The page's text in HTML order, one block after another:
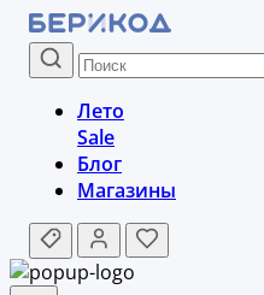
Лето
Sale
Блог
Магазины